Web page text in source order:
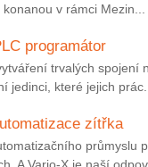
v rámci Mezin...
programátor
trvalých spojení
jedinci, které jejich prác...
zítřka
průmyslu
A Vario-X je naší